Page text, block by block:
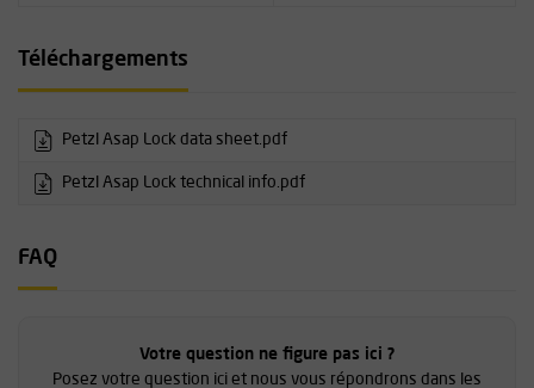
Téléchargements
Petzl Asap Lock data sheet.pdf
Petzl Asap Lock technical info.pdf
FAQ
Votre question ne figure pas ici ?
Posez votre question ici et nous vous répondrons dans les